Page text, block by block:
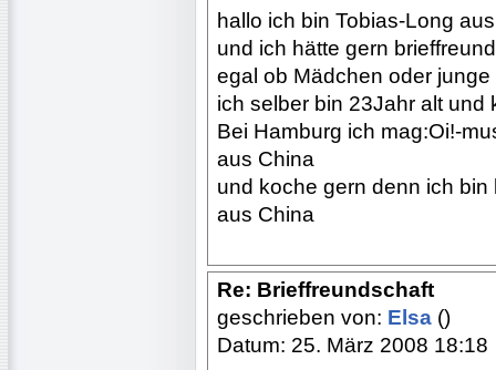
hallo ich bin Tobias-Long
und ich hätte gern
egal ob Mädchen oder junge
ich selber bin 23Jahr alt und
Bei Hamburg ich mag:Oi!-
aus China
und koche gern denn ich
aus China
Re: Brieffreundschaft
geschrieben von: Elsa ()
Datum: 25. März 2008 18:18